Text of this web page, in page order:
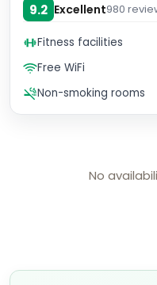
No
9.2 Excellent980
Fitness facilities
Free WiFi
Non-smoking rooms